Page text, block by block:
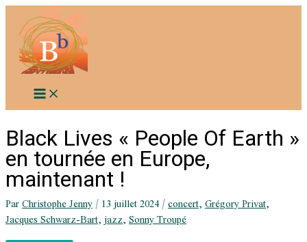
contenu
Black Lives « People Of Earth »
en tournée en Europe,
maintenant !
ParChristophe Jenny/13 juillet 2024/concert,Grégory Privat,
Jacques Schwarz-Bart,jazz,Sonny Troupé